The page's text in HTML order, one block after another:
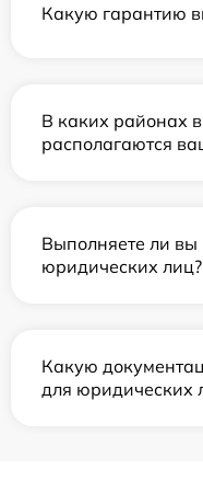
Какую гарантию
В каких районах
располагаются
Выполняете ли вы
юридических лиц?
Какую
для юридических